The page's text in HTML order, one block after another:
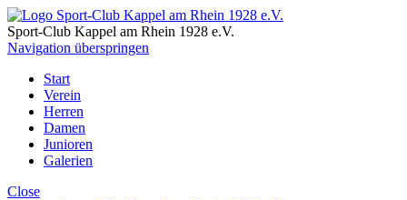
Sport-Club Kappel am Rhein 1928 e.V.
Navigation überspringen
Start
Verein
Herren
Damen
Junioren
Galerien
Close